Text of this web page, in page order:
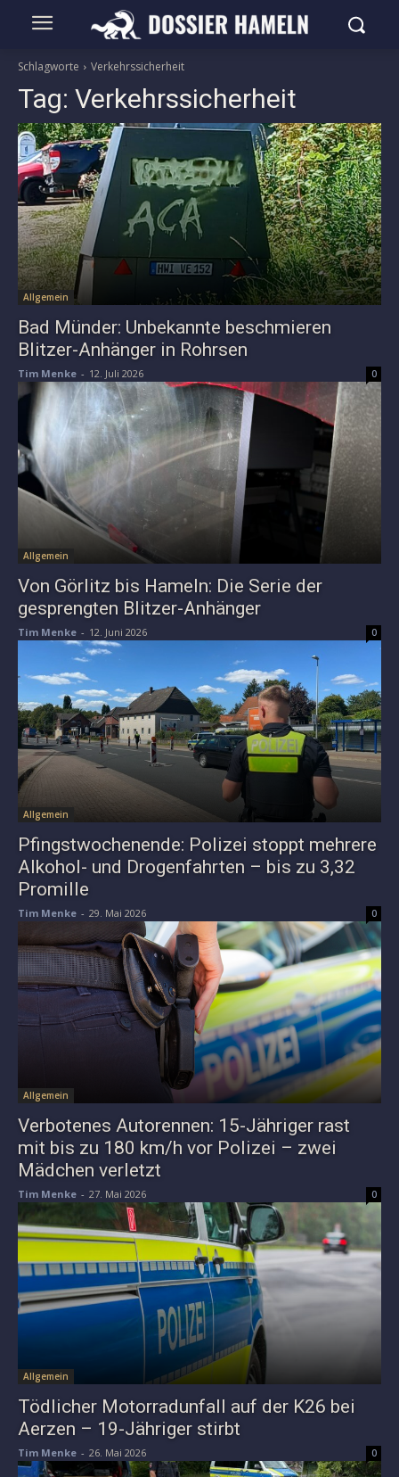
Schlagworte Verkehrssicherheit
Tag: Verkehrssicherheit
Allgemein
Bad Münder: Unbekannte beschmieren
Blitzer-Anhänger in Rohrsen
Tim Menke - 12. Juli 2026 0
Allgemein
Von Görlitz bis Hameln: Die Serie der
gesprengten Blitzer-Anhänger
Tim Menke - 12. Juni 2026 0
Allgemein
Pfingstwochenende: Polizei stoppt mehrere
Alkohol- und Drogenfahrten – bis zu 3,32
Promille
Tim Menke - 29. Mai 2026 0
Allgemein
Verbotenes Autorennen: 15-Jähriger rast
mit bis zu 180 km/h vor Polizei – zwei
Mädchen verletzt
Tim Menke - 27. Mai 2026 0
Allgemein
Tödlicher Motorradunfall auf der K26 bei
Aerzen – 19-Jähriger stirbt
Tim Menke - 26. Mai 2026 0